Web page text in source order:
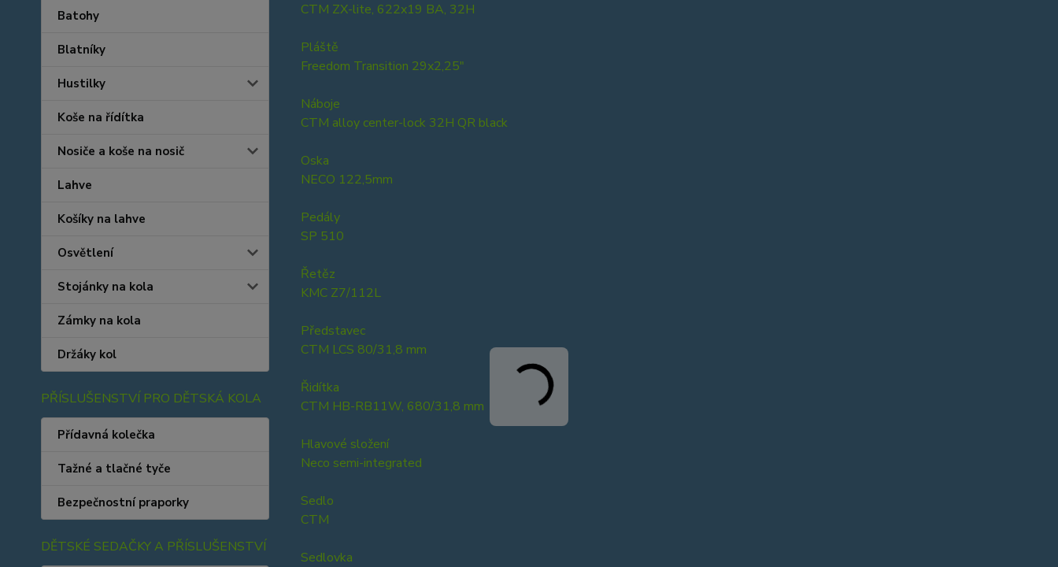
Batohy
Blatníky
Hustilky
Koše na řídítka
Nosiče a koše na nosič
Lahve
Košíky na lahve
Osvětlení
Stojánky na kola
Zámky na kola
Držáky kol
PŘÍSLUŠENSTVÍ PRO DĚTSKÁ KOLA
Přídavná kolečka
Tažné a tlačné tyče
Bezpečnostní praporky
DĚTSKÉ SEDAČKY A PŘÍSLUŠENSTVÍ
CTM ZX-lite, 622x19 BA, 32H
Pláště
Freedom Transition 29x2,25"
Náboje
CTM alloy center-lock 32H QR black
Oska
NECO 122,5mm
Pedály
SP 510
Řetěz
KMC Z7/112L
Představec
CTM LCS 80/31,8 mm
Řidítka
CTM HB-RB11W, 680/31,8 mm
Hlavové složení
Neco semi-integrated
Sedlo
CTM
Sedlovka